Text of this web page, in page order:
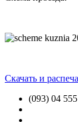
Скачать и
(093) 04